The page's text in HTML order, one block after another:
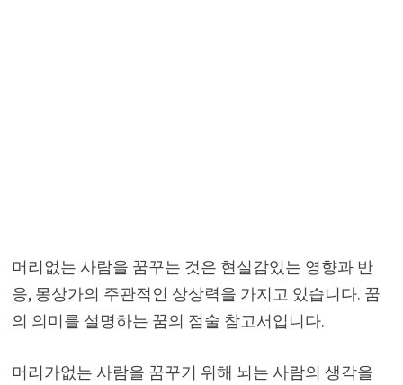
머리없는 사람을 꿈꾸는 것은 현실감있는 영향과 반
응, 몽상가의 주관적인 상상력을 가지고 있습니다. 꿈
의 의미를 설명하는 꿈의 점술 참고서입니다.
머리가없는 사람을 꿈꾸기 위해 뇌는 사람의 생각을